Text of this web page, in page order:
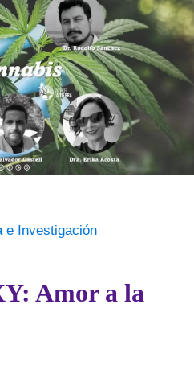
e Investigación
Amor a la